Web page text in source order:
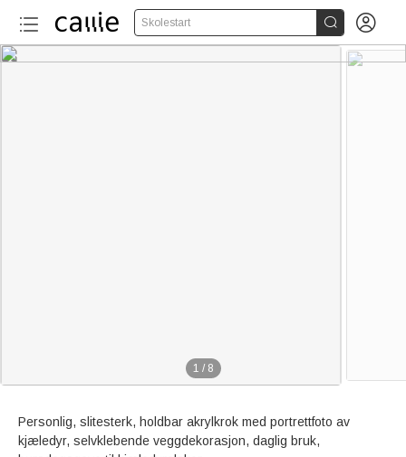
Skolestart  
1 / 8
Personlig, slitesterk, holdbar akrylkrok med portrettfoto av
kjæledyr, selvklebende veggdekorasjon, daglig bruk,